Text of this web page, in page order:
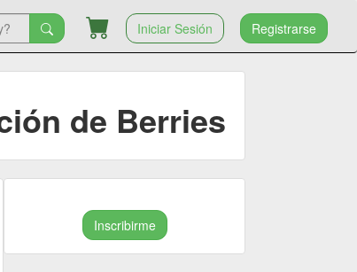
Iniciar Sesión Registrarse
de Berries
Inscribirme